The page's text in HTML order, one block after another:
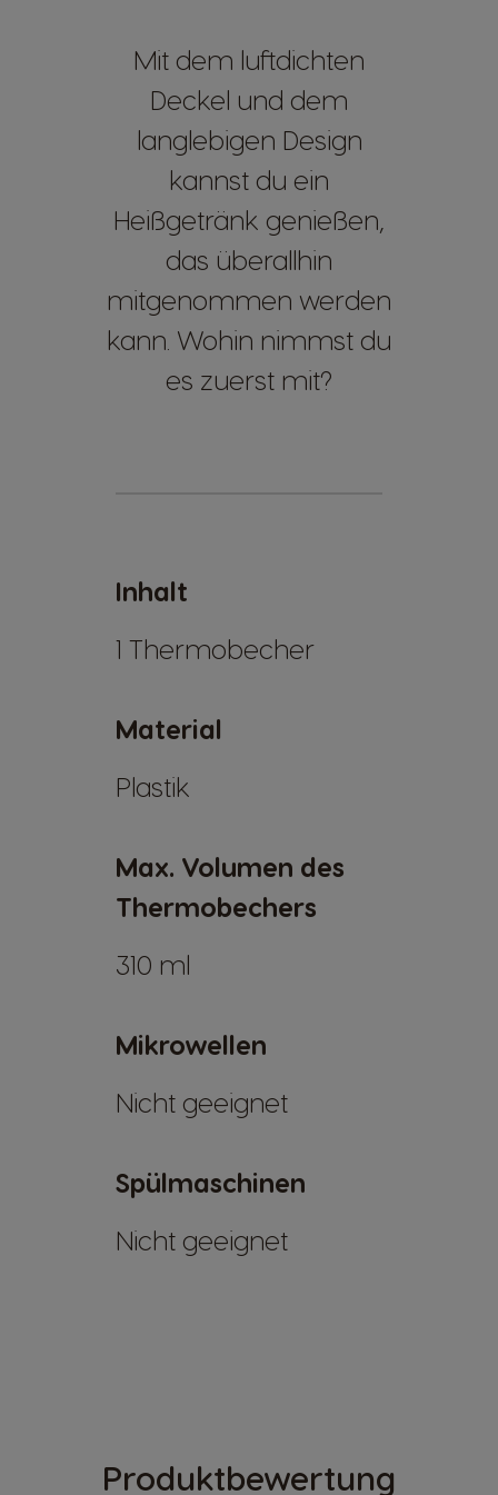
Mit dem luftdichten
Deckel und dem
langlebigen Design
kannst du ein
Heißgetränk genießen,
das überallhin
mitgenommen werden
kann. Wohin nimmst du
es zuerst mit?
Inhalt
1 Thermobecher
Material
Plastik
Max. Volumen des
Thermobechers
310 ml
Mikrowellen
Nicht geeignet
Spülmaschinen
Nicht geeignet
Produktbewertung